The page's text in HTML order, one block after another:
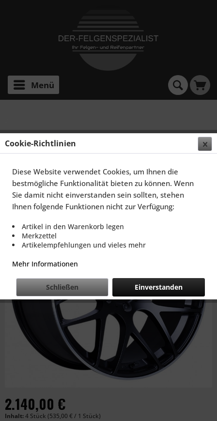
Menü
SCHMIDT FELGEN 20 ZOLL GAMBIT FÜR BMW 1ER
182, 187, SATINBLACK HORNPOLIERT
2.140,00 €
Inhalt:4 Stück (535,00 € / 1 Stück)
Cookie-Richtlinien
Diese Website verwendet Cookies, um Ihnen die
bestmögliche Funktionalität bieten zu können. Wenn
Sie damit nicht einverstanden sein sollten, stehen
Ihnen folgende Funktionen nicht zur Verfügung:
Artikel in den Warenkorb legen
Merkzettel
Artikelempfehlungen und vieles mehr
Mehr Informationen
Einverstanden
Schließen